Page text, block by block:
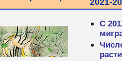
2021-
С